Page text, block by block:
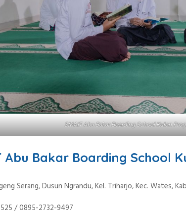
SMAIT Abu Bakar Boarding School Kulon
Abu Bakar Boarding School
Serang, Dusun Ngrandu, Kel. Triharjo, Kec. Wates,
/ 0895-2732-9497